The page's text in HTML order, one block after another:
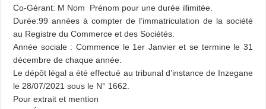
Co-Gérant: M Nom Prénom pour une durée illimitée.
Durée:99 années à compter de l’immatriculation de la société
au Registre du Commerce et des Sociétés.
Année sociale : Commence le 1er Janvier et se termine le 31
décembre de chaque année.
Le dépôt légal a été effectué au tribunal d’instance de Inzegane
le 28/07/2021 sous le N° 1662.
Pour extrait et mention